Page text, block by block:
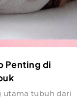
Penting di
utama tubuh dari